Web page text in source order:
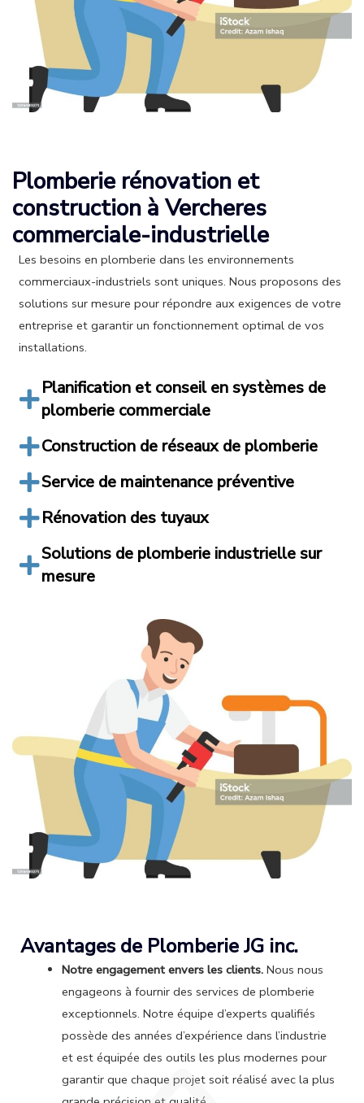
Plomberie rénovation et
construction à Vercheres
commerciale-industrielle
Les besoins en plomberie dans les environnements
commerciaux-industriels sont uniques. Nous proposons des
solutions sur mesure pour répondre aux exigences de votre
entreprise et garantir un fonctionnement optimal de vos
installations.
Planification et conseil en systèmes de
plomberie commerciale
Construction de réseaux de plomberie
Service de maintenance préventive
Rénovation des tuyaux
Solutions de plomberie industrielle sur
mesure
Avantages de Plomberie JG inc.
Notre engagement envers les clients. Nous nous
engageons à fournir des services de plomberie
exceptionnels. Notre équipe d’experts qualifiés
possède des années d’expérience dans l’industrie
et est équipée des outils les plus modernes pour
garantir que chaque projet soit réalisé avec la plus